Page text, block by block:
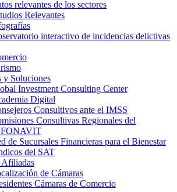
relevantes de los sectores
Relevantes
interactivo de incidencias delictivas
y Soluciones
Investment Consulting Center
Digital
Consultivos ante el IMSS
Consultivas Regionales del
de Sucursales Financieras para el Bienestar
del SAT
Afiliadas
de Cámaras
Cámaras de Comercio